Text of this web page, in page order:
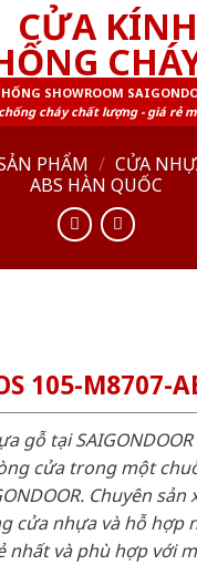
SHOWROOM
cháy chất lượng - giá rẻ
PHẨM / CỬA
ABS HÀN QUỐC
105-M8707-
gỗ tại
cửa trong một
Chuyên sản
cửa nhựa và hỗ hợp
nhất và phù hợp với